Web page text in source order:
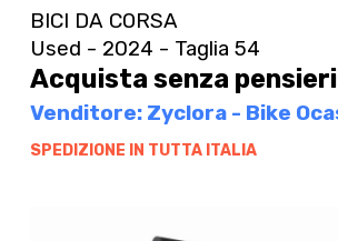
BICI DA CORSA
Used - 2024 - Taglia 54
Acquista senza pensieri
Venditore: Zyclora - Bike
SPEDIZIONE IN TUTTA ITALIA